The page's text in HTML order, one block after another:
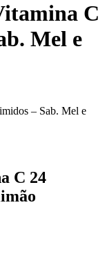
C
Mel e
C 24